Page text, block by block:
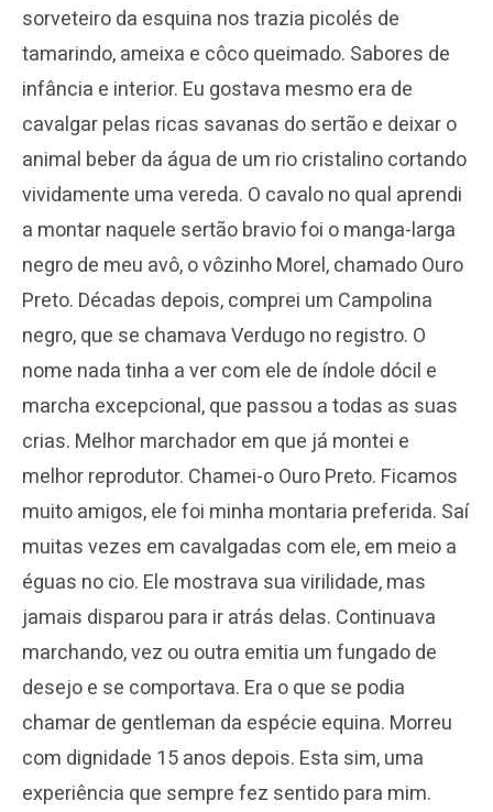
sorveteiro da esquina nos trazia picolés de
tamarindo, ameixa e côco queimado. Sabores de
infância e interior. Eu gostava mesmo era de
cavalgar pelas ricas savanas do sertão e deixar o
animal beber da água de um rio cristalino cortando
vividamente uma vereda. O cavalo no qual aprendi
a montar naquele sertão bravio foi o manga-larga
negro de meu avô, o vôzinho Morel, chamado Ouro
Preto. Décadas depois, comprei um Campolina
negro, que se chamava Verdugo no registro. O
nome nada tinha a ver com ele de índole dócil e
marcha excepcional, que passou a todas as suas
crias. Melhor marchador em que já montei e
melhor reprodutor. Chamei-o Ouro Preto. Ficamos
muito amigos, ele foi minha montaria preferida. Saí
muitas vezes em cavalgadas com ele, em meio a
éguas no cio. Ele mostrava sua virilidade, mas
jamais disparou para ir atrás delas. Continuava
marchando, vez ou outra emitia um fungado de
desejo e se comportava. Era o que se podia
chamar de gentleman da espécie equina. Morreu
com dignidade 15 anos depois. Esta sim, uma
experiência que sempre fez sentido para mim.